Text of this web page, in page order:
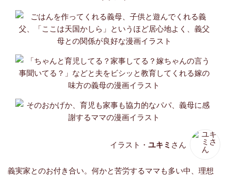
イラスト・ ユキミ さん
義実家とのお付き合い。何かと苦労するママも多い中、理想